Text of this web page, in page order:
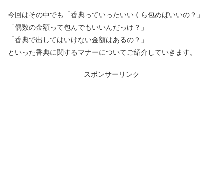
今回はその中でも「香典っていったいいくら包めばいいの？」
「偶数の金額って包んでもいいんだっけ？」
「香典で出してはいけない金額はあるの？」
といった香典に関するマナーについてご紹介していきます。
スポンサーリンク